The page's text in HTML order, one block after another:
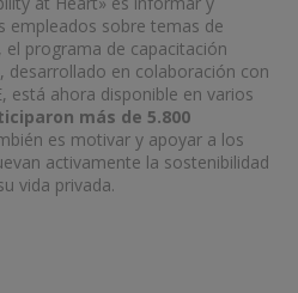
empleados sobre temas de
programa de capacitación
desarrollado en colaboración con
está ahora disponible en varios
más de 5.800
es motivar y apoyar a los
activamente la sostenibilidad
vida privada.